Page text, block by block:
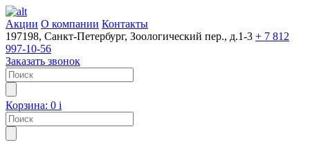
Акции О компании Контакты
197198, Санкт-Петербург, Зоологический пер., д.1-3 + 7 812
997-10-56
Заказать звонок
Корзина: 0 i